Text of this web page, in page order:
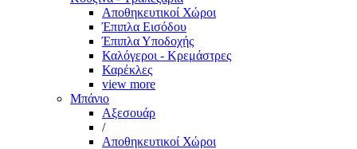
Αποθηκευτικοί Χώροι
Έπιπλα Εισόδου
Έπιπλα Υποδοχής
Καλόγεροι - Κρεμάστρες
Καρέκλες
view more
Μπάνιο
Αξεσουάρ
/
Αποθηκευτικοί Χώροι